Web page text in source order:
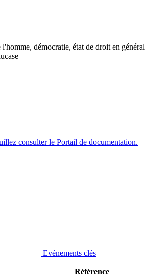
démocratie, état de droit en général
consulter le Portail de documentation.
Evénements clés
Référence